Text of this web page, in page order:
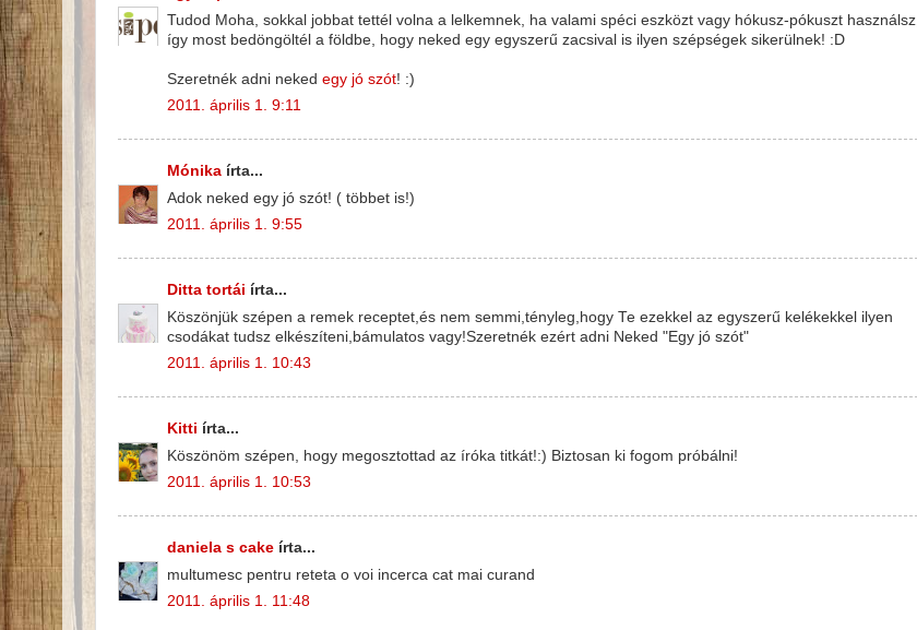
Tudod Moha, sokkal jobbat tettél volna a lelkemnek, ha valami spéci eszközt vagy hókusz-pókuszt használsz,
így most bedöngöltél a földbe, hogy neked egy egyszerű zacsival is ilyen szépségek sikerülnek! :D
Szeretnék adni neked egy jó szót! :)
2011. április 1. 9:11
Mónika írta...
Adok neked egy jó szót! ( többet is!)
2011. április 1. 9:55
Ditta tortái írta...
Köszönjük szépen a remek receptet,és nem semmi,tényleg,hogy Te ezekkel az egyszerű kelékekkel ilyen
csodákat tudsz elkészíteni,bámulatos vagy!Szeretnék ezért adni Neked "Egy jó szót"
2011. április 1. 10:43
Kitti írta...
Köszönöm szépen, hogy megosztottad az íróka titkát!:) Biztosan ki fogom próbálni!
2011. április 1. 10:53
daniela s cake írta...
multumesc pentru reteta o voi incerca cat mai curand
2011. április 1. 11:48